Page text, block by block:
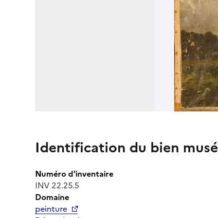
Identification du bien
Numéro d'inventaire
INV 22.25.5
Domaine
peinture